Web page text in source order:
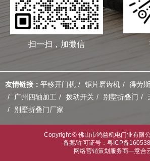
扫一扫，加微信
友情链接： 平移开门机 锯片磨齿机
得劳
广州四轴加工
拨动开关 别墅折叠门
别墅折叠门厂家
Copyright © 佛山市鸿益机电门业有限
备案/许可证号：粤ICP备
网络营销策划服务商—意合